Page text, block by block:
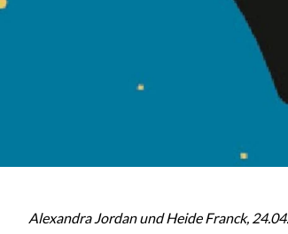
Alexandra Jordan und Heide Franck,